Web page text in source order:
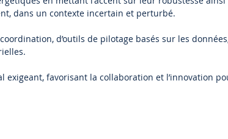
dans un contexte incertain et perturbé.
d’outils de pilotage basés sur les
favorisant la collaboration et l’innovation